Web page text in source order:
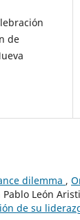
de
dilemma ,
León
de su